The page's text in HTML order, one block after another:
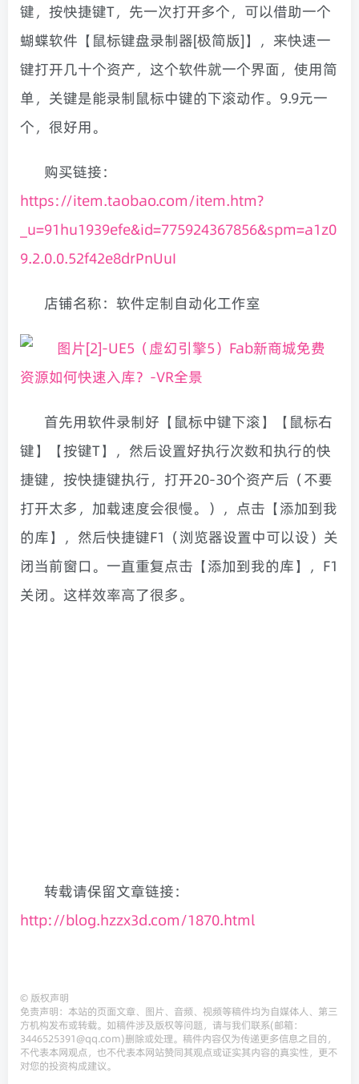
键，按快捷键T，先一次打开多个，可以借助一个
蝴蝶软件【鼠标键盘录制器[极简版]】，来快速一
键打开几十个资产，这个软件就一个界面，使用简
单，关键是能录制鼠标中键的下滚动作。9.9元一
个，很好用。
购买链接：
https://item.taobao.com/item.htm?
_u=91hu1939efe&id=775924367856&spm=a1z0
9.2.0.0.52f42e8drPnUuI
店铺名称：软件定制自动化工作室
首先用软件录制好【鼠标中键下滚】【鼠标右
键】【按键T】，然后设置好执行次数和执行的快
捷键，按快捷键执行，打开20-30个资产后（不要
打开太多，加载速度会很慢。），点击【添加到我
的库】，然后快捷键F1（浏览器设置中可以设）关
闭当前窗口。一直重复点击【添加到我的库】，F1
关闭。这样效率高了很多。
转载请保留文章链接：
http://blog.hzzx3d.com/1870.html
© 版权声明
免责声明：本站的页面文章、图片、音频、视频等稿件均为自媒体人、第三
方机构发布或转载。如稿件涉及版权等问题，请与我们联系(邮箱：
3446525391@qq.com)删除或处理。稿件内容仅为传递更多信息之目的，
不代表本网观点，也不代表本网站赞同其观点或证实其内容的真实性，更不
对您的投资构成建议。